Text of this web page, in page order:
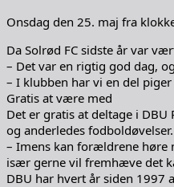
Onsdag den 25. maj fra
Da Solrød FC sidste år var
– Det var en rigtig god dag,
– I klubben har vi en del
Gratis at være med
Det er gratis at deltage i
og anderledes fodboldøvelser.
– Imens kan forældrene høre
især gerne vil fremhæve det
DBU har hvert år siden 1997